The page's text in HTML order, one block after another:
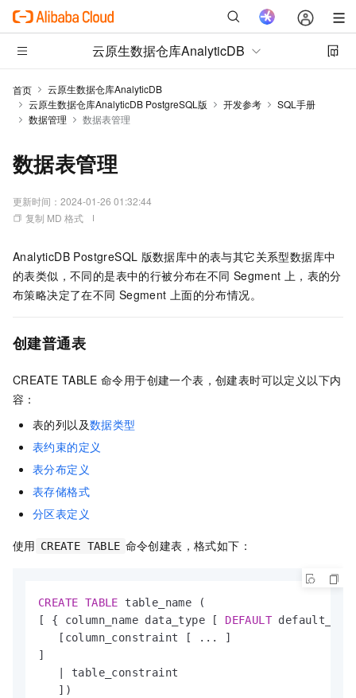
云原生数据仓库AnalyticDB
首页
云原生数据仓库AnalyticDB
云原生数据仓库AnalyticDB PostgreSQL版
开发参考
SQL手册
数据管理
数据表管理
数据表管理
更新时间： 2024-01-26 01:32:44
复制 MD 格式
AnalyticDB PostgreSQL 版数据库中的表与其它关系型数据库中
的表类似，不同的是表中的行被分布在不同 Segment 上，表的分
布策略决定了在不同 Segment 上面的分布情况。
创建普通表
CREATE TABLE 命令用于创建一个表，创建表时可以定义以下内
容：
表的列以及数据类型
表约束的定义
表分布定义
表存储格式
分区表定义
使用 CREATE TABLE 命令创建表，格式如下：
CREATE TABLE table_name (
[ { column_name data_type [ DEFAULT
[column_constraint [
]
   ])